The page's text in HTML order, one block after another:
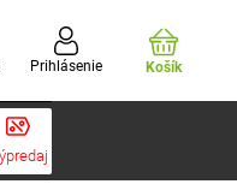
Prihlásenie Košík